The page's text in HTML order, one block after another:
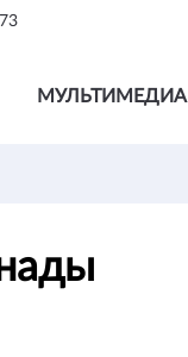
МУЛЬТИМЕДИА